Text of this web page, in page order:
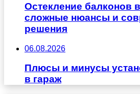
Остекление балконов
сложные нюансы и
решения
06.08.2026
Плюсы и минусы
в гараж